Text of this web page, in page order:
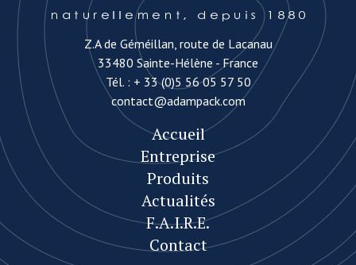
Z.A de Géméillan, route de Lacanau
33480 Sainte-Hélène - France
Tél. : + 33 (0)5 56 05 57 50
contact@adampack.com
Accueil
Entreprise
Produits
Actualités
F.A.I.R.E.
Contact